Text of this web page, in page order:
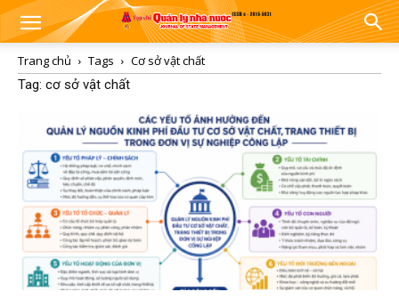
Trang chủ Tags
Cơ sở vật chất
Tag: cơ sở vật chất